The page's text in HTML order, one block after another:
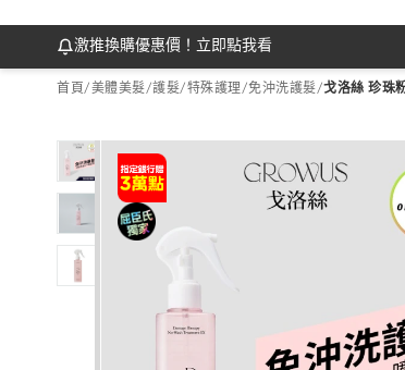
激推換購優惠價！立即點我看
首頁/美體美髮/護髮/特殊護理/免沖洗護髮/戈洛絲 珍珠